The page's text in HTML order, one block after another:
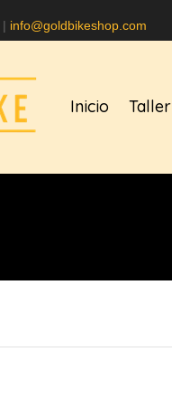
| info@goldbikeshop.com
Inicio Taller